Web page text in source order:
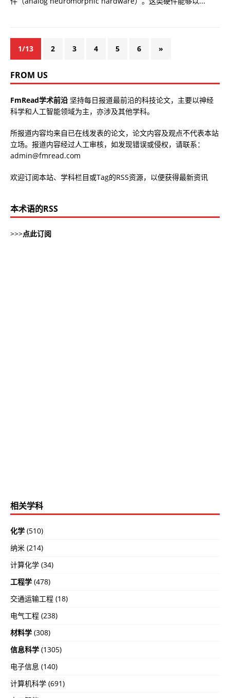
1/13 2 3 4 5 6 »
FROM US
FmRead学术前沿 坚持每日报道最前沿的科技论文，主要以神经
科学和人工智能领域为主，亦涉及其他学科。
所报道内容均来自已在线发表的论文，论文内容及观点不代表本站
立场。报道内容经过人工审核，如发现错误或侵权，请联系：
admin@fmread.com
欢迎订阅本站、学科栏目或Tag的RSS资源，以便获得最新资讯
本术语的RSS
>>>点此订阅
相关学科
化学 (510)
纳米 (214)
计算化学 (34)
工程学 (478)
交通运输工程 (18)
电气工程 (238)
材料学 (308)
信息科学 (1305)
电子信息 (140)
计算机科学 (691)